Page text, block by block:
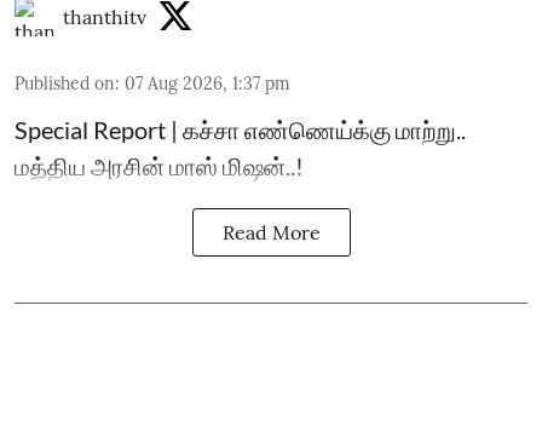
thanthitv
Published on: 07 Aug 2026, 1:37 pm
Special Report | கச்சா எண்ணெய்க்கு மாற்று..
மத்திய அரசின் மாஸ் மிஷன்..!
Read More